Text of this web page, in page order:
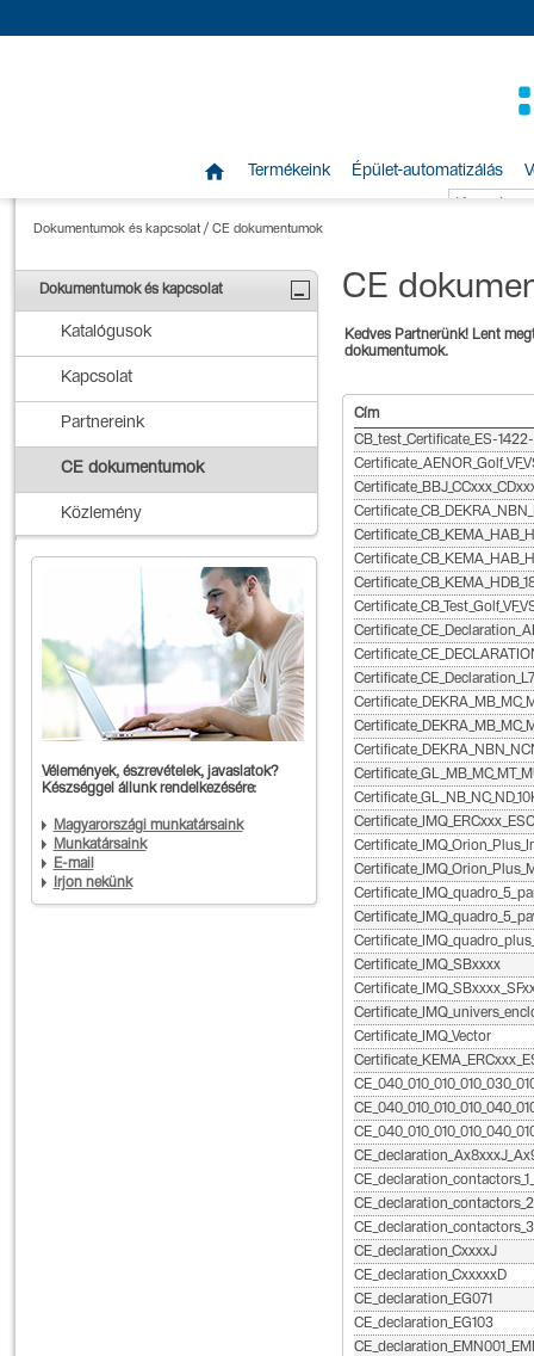
 Termékeink Épület-automatizálás
Dokumentumok és kapcsolat/ CE dokumentumok
Dokumentumok és kapcsolat
Katalógusok
Kapcsolat
Partnereink
CE dokumentumok
Közlemény
Vélemények, észrevételek, javaslatok?
Készséggel állunk rendelkezésére:
Magyarországi munkatársaink
Munkatársaink
E-mail
Írjon nekünk
CE
Kedves Partnerünk! Lent
dokumentumok.
Cím
CB_test_Certificate_ES-
Certificate_IMQ_SBxxxx
Certificate_IMQ_Vector
CE_declaration_CxxxxJ
CE_declaration_CxxxxxD
CE_declaration_EG071
CE_declaration_EG103